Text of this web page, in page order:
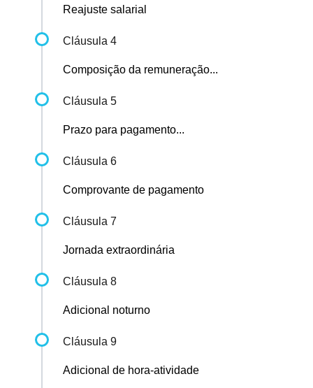
Reajuste salarial
Cláusula 4
Composição da remuneração...
Cláusula 5
Prazo para pagamento...
Cláusula 6
Comprovante de pagamento
Cláusula 7
Jornada extraordinária
Cláusula 8
Adicional noturno
Cláusula 9
Adicional de hora-atividade